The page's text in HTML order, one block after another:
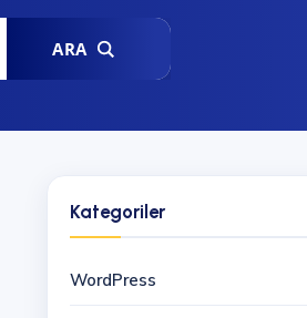
ARA
Kategoriler
WordPress